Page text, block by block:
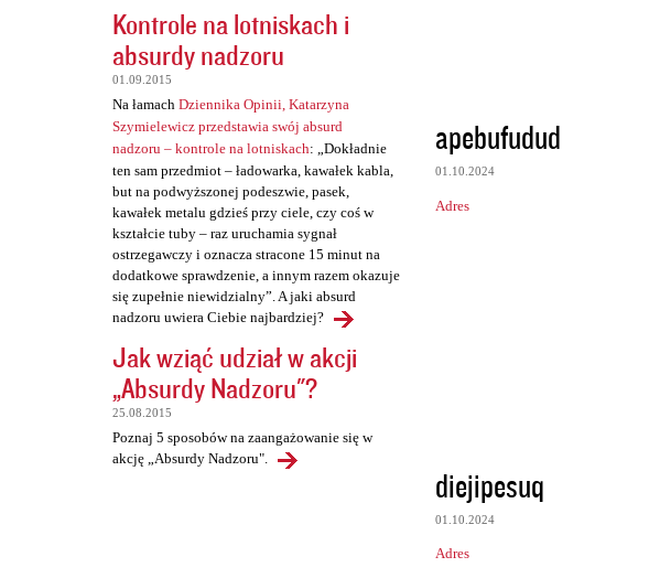
Kontrole na lotniskach i
absurdy nadzoru
01.09.2015
Na łamach Dziennika Opinii, Katarzyna
Szymielewicz przedstawia swój absurd
nadzoru – kontrole na lotniskach: „Dokładnie
ten sam przedmiot – ładowarka, kawałek kabla,
but na podwyższonej podeszwie, pasek,
kawałek metalu gdzieś przy ciele, czy coś w
kształcie tuby – raz uruchamia sygnał
ostrzegawczy i oznacza stracone 15 minut na
dodatkowe sprawdzenie, a innym razem okazuje
się zupełnie niewidzialny”. A jaki absurd
nadzoru uwiera Ciebie najbardziej?
Jak wziąć udział w akcji
„Absurdy Nadzoru"?
25.08.2015
Poznaj 5 sposobów na zaangażowanie się w
akcję „Absurdy Nadzoru".
apebufudud
01.10.2024
Adres
diejipesuq
01.10.2024
Adres